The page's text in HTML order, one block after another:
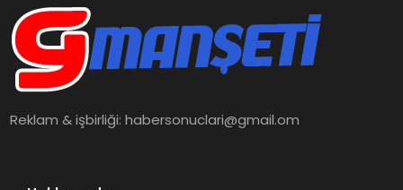
Reklam & işbirliği:habersonuclari@gmail.om